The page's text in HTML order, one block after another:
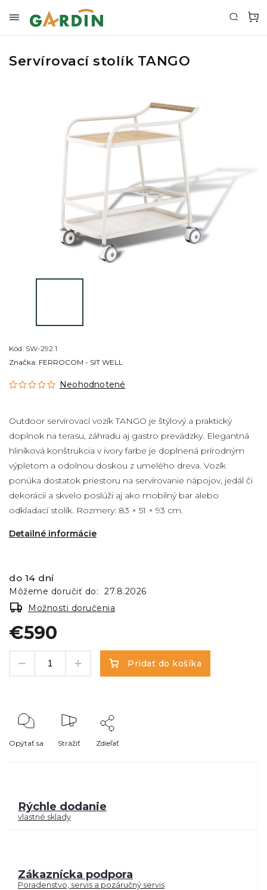
Servírovací stolík TANGO
Kód: SW-292.1
Neohodnotené
Outdoor servírovací vozík TANGO je štýlový a praktický
doplnok na terasu, záhradu aj gastro prevádzky. Elegantná
hliníková konštrukcia v ivory farbe je doplnená prírodným
výpletom a odolnou doskou z umelého dreva. Vozík
ponúka dostatok priestoru na servírovanie nápojov, jedál či
dekorácií a skvelo poslúži aj ako mobilný bar alebo
odkladací stolík. Rozmery: 83 × 51 × 93 cm.
Detailné informácie
Značka: FERROCOM - SIT WELL
€590
do 14 dní
Môžeme doručiť do:
27.8.2026
Možnosti doručenia
Pridať do košíka
Opýtať sa Strážiť Zdieľať
Rýchle dodanie
vlastné sklady
Zákaznícka podpora
Poradenstvo, servis a pozáručný servis